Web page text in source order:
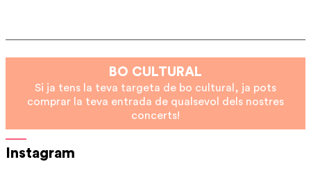
BO CULTURAL
Si ja tens la teva targeta de bo cultural, ja pots
comprar la teva entrada de qualsevol dels nostres
concerts!
Instagram